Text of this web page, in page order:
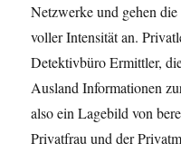
Netzwerke und gehen
voller Intensität an.
Detektivbüro Ermittler,
Ausland Informationen
also ein Lagebild von
Privatfrau und der